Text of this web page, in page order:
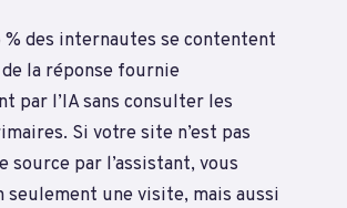
% des internautes se contentent
la réponse fournie
par l’IA sans consulter les
Si votre site n’est pas
source par l’assistant, vous
seulement une visite, mais aussi